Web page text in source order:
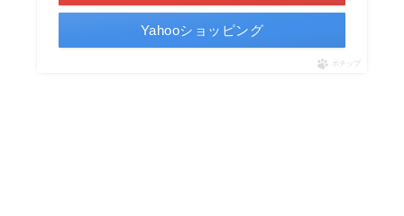
Yahooショッピング
ポチップ